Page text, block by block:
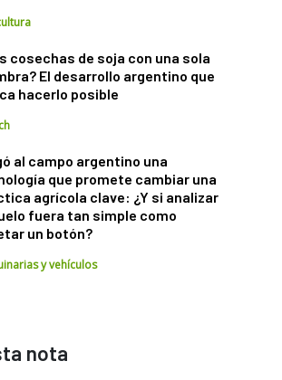
cosechas de soja con una sola
El desarrollo argentino que
hacerlo posible
al campo argentino una
que promete cambiar una
agrícola clave: ¿Y si analizar
fuera tan simple como
un botón?
y vehículos
nota